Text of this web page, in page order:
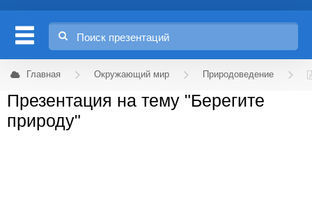
Главная Окружающий мир Природоведение
Презентация на тему "Берегите
природу"